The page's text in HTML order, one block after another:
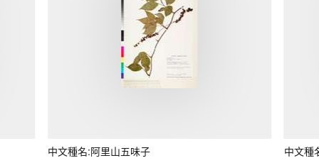
中文種名:阿里山五味子 中文種